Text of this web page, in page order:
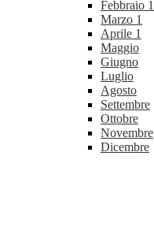
Febbraio 1
Marzo 1
Aprile 1
Maggio
Giugno
Luglio
Agosto
Settembre
Ottobre
Novembre
Dicembre